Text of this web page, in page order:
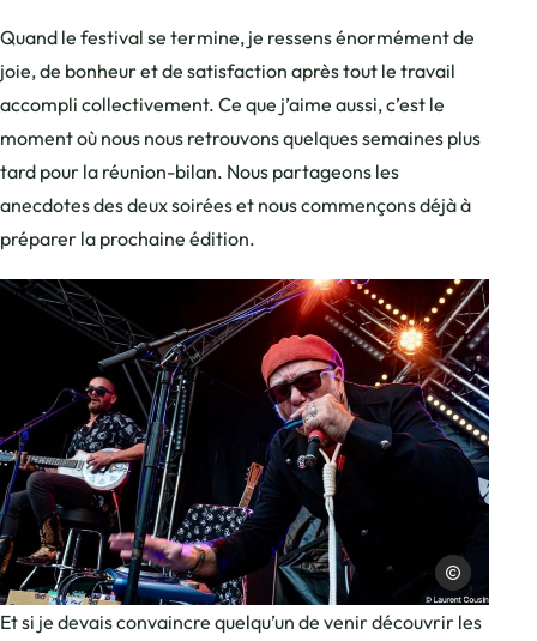
Quand le festival se termine, je ressens énormément de
joie, de bonheur et de satisfaction après tout le travail
accompli collectivement. Ce que j’aime aussi, c’est le
moment où nous nous retrouvons quelques semaines plus
tard pour la réunion-bilan. Nous partageons les
anecdotes des deux soirées et nous commençons déjà à
préparer la prochaine édition.
Photo, © Laurent Cousin
Laurent Cousin
Et si je devais convaincre quelqu’un de venir découvrir les